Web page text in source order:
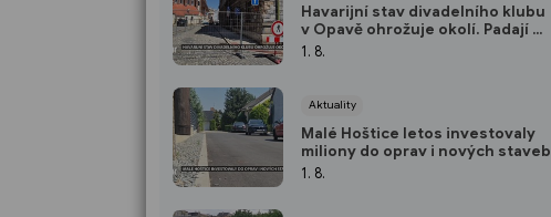
Havarijní stav divadelního klubu
v Opavě ohrožuje okolí. Padají z
něj kusy omítky
1. 8.
Aktuality
Malé Hoštice letos investovaly
miliony do oprav i nových staveb
1. 8.